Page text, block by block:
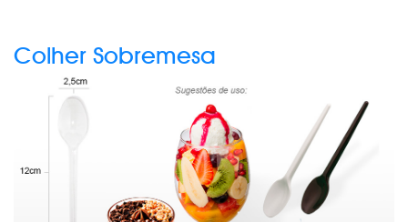
Colher Sobremesa